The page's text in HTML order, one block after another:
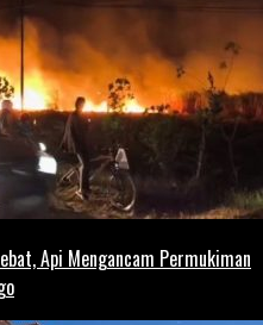
Api Mengancam Permukiman